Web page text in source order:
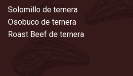
Solomillo de ternera
Osobuco de ternera
Roast Beef de ternera